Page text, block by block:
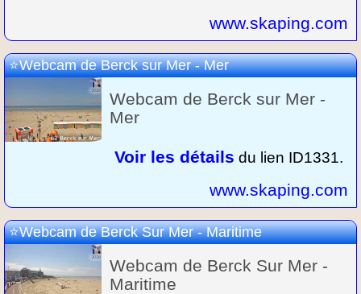
www.skaping.com
Webcam de Berck sur Mer - Mer
Webcam de Berck sur Mer -
Mer
Voir les détails du lien ID1331.
www.skaping.com
Webcam de Berck Sur Mer - Maritime
Webcam de Berck Sur Mer -
Maritime